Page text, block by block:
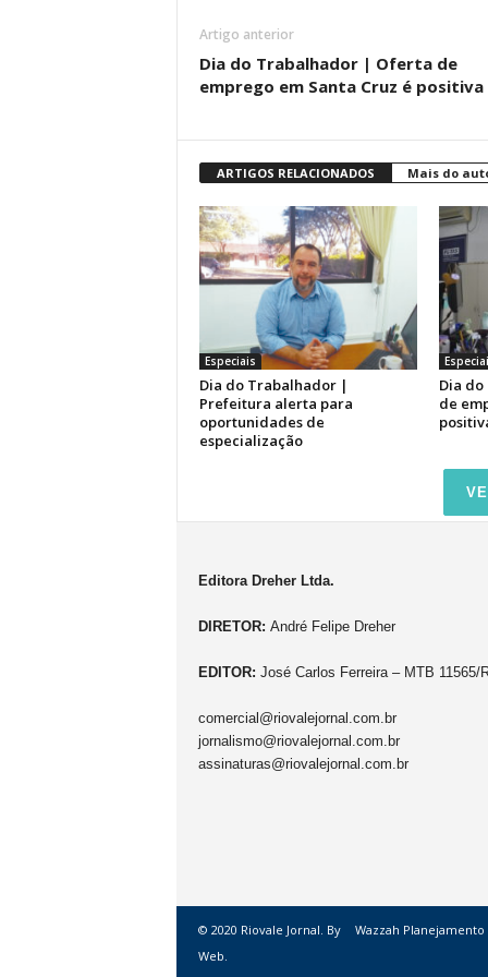
Artigo anterior
Dia do Trabalhador | Oferta de
emprego em Santa Cruz é positiva
ARTIGOS RELACIONADOS Mais do
Especiais
Dia do Trabalhador |
Prefeitura alerta para
oportunidades de
especialização
Dia
de
Editora Dreher Ltda.
DIRETOR: André Felipe Dreher
EDITOR: José Carlos Ferreira – MTB 11565/
comercial@riovalejornal.com.br
jornalismo@riovalejornal.com.br
assinaturas@riovalejornal.com.br
© 2020 Riovale Jornal. By
Wazzah Planejamento
Web.